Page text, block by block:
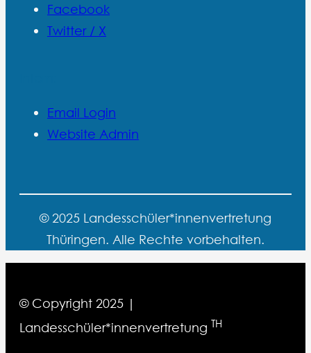
Facebook
Twitter / X
Email Login
Website Admin
© 2025 Landesschüler*innenvertretung
Thüringen. Alle Rechte vorbehalten.
© Copyright 2025 |
Landesschüler*innenvertretung TH